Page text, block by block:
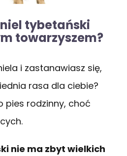
tybetański
towarzyszem?
i zastanawiasz się,
rasa dla ciebie?
pies rodzinny, choć
nie ma zbyt wielkich